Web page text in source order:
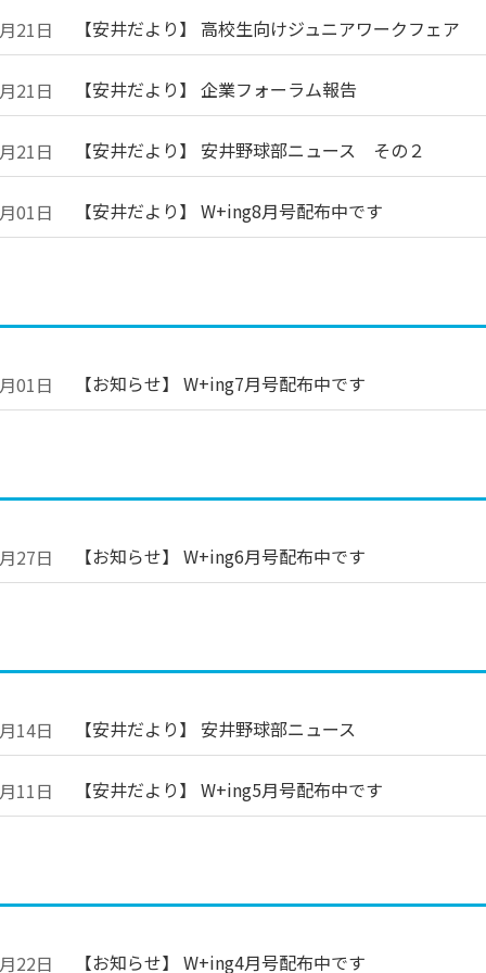
21日 【安井だより】 高校生向けジュニアワークフェア
21日 【安井だより】 企業フォーラム報告
21日 【安井だより】 安井野球部ニュース その２
01日 【安井だより】 W+ing8月号配布中です
01日 【お知らせ】 W+ing7月号配布中です
27日 【お知らせ】 W+ing6月号配布中です
14日 【安井だより】 安井野球部ニュース
11日 【安井だより】 W+ing5月号配布中です
22日 【お知らせ】 W+ing4月号配布中です